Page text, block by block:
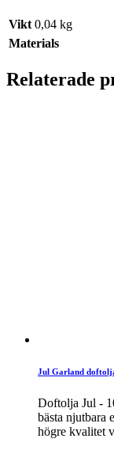
Vikt 0,04 kg
Materials
Relaterade
Jul Garland
Doftolja Jul -
bästa njutbara
högre kvalitet